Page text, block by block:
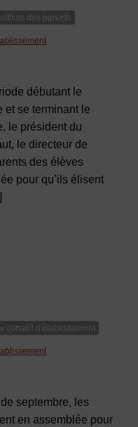
des parents
débutant le
et se terminant le
le président du
le directeur de
des élèves
pour qu’ils élisent
conseil d'établissement
septembre, les
en assemblée pour